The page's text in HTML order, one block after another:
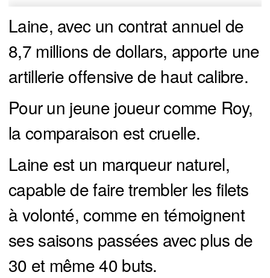
Laine, avec un contrat annuel de
8,7 millions de dollars, apporte une
artillerie offensive de haut calibre.
Pour un jeune joueur comme Roy,
la comparaison est cruelle.
Laine est un marqueur naturel,
capable de faire trembler les filets
à volonté, comme en témoignent
ses saisons passées avec plus de
30 et même 40 buts.